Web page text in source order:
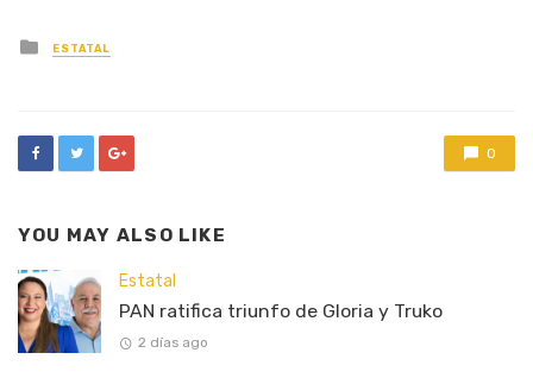
Posted
in
ESTATAL
0
YOU MAY ALSO LIKE
Estatal
PAN ratifica triunfo de Gloria y Truko
2 días ago